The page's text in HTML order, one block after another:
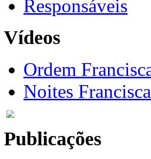
Responsáveis
Vídeos
Ordem
Noites
Publicações